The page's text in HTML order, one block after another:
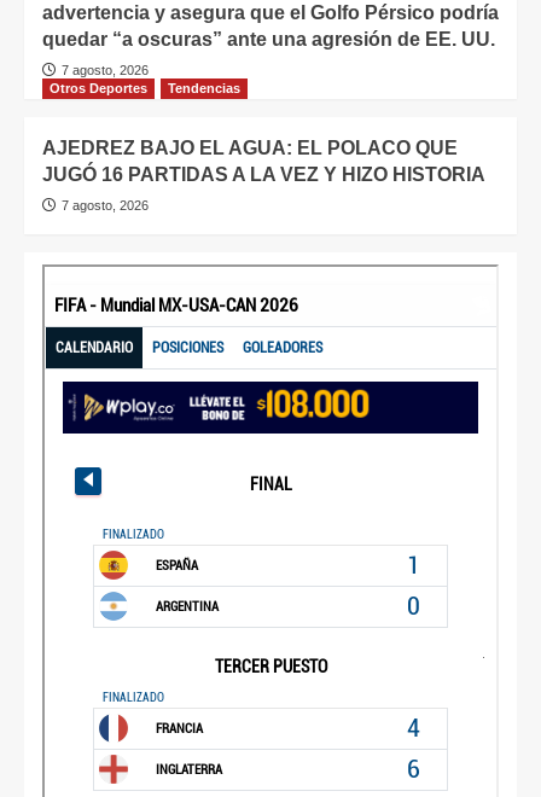
advertencia y asegura que el Golfo Pérsico podría
quedar “a oscuras” ante una agresión de EE. UU.
7 agosto, 2026
Otros Deportes
Tendencias
AJEDREZ BAJO EL AGUA: EL POLACO QUE
JUGÓ 16 PARTIDAS A LA VEZ Y HIZO HISTORIA
7 agosto, 2026